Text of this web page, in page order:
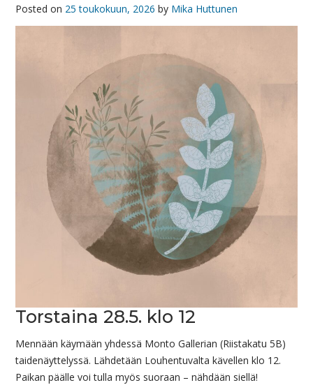
Posted on 25 toukokuun, 2026 by Mika Huttunen
Torstaina 28.5. klo 12
Mennään käymään yhdessä Monto Gallerian (Riistakatu 5B)
taidenäyttelyssä. Lähdetään Louhentuvalta kävellen klo 12.
Paikan päälle voi tulla myös suoraan – nähdään siellä!